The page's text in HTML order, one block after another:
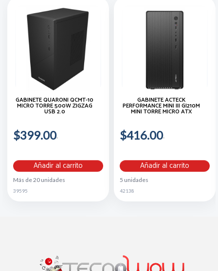
GABINETE QUARONI QCMT-10
MICRO TORRE 500W ZIGZAG
USB 2.0
$399.00
Añadir al carrito
Más de 20 unidades
39595
GABINETE ACTECK
PERFORMANCE MINI III GI210M
MINI TORRE MICRO ATX
$416.00
Añadir al carrito
5 unidades
42138